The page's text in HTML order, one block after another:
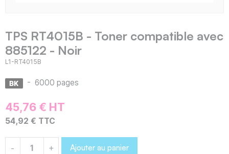
TPS RT4015B - Toner compatible avec
885122 - Noir
L1-RT4015B
- 6000 pages
45,76 € HT
54,92 € TTC
- + Ajouter au panier